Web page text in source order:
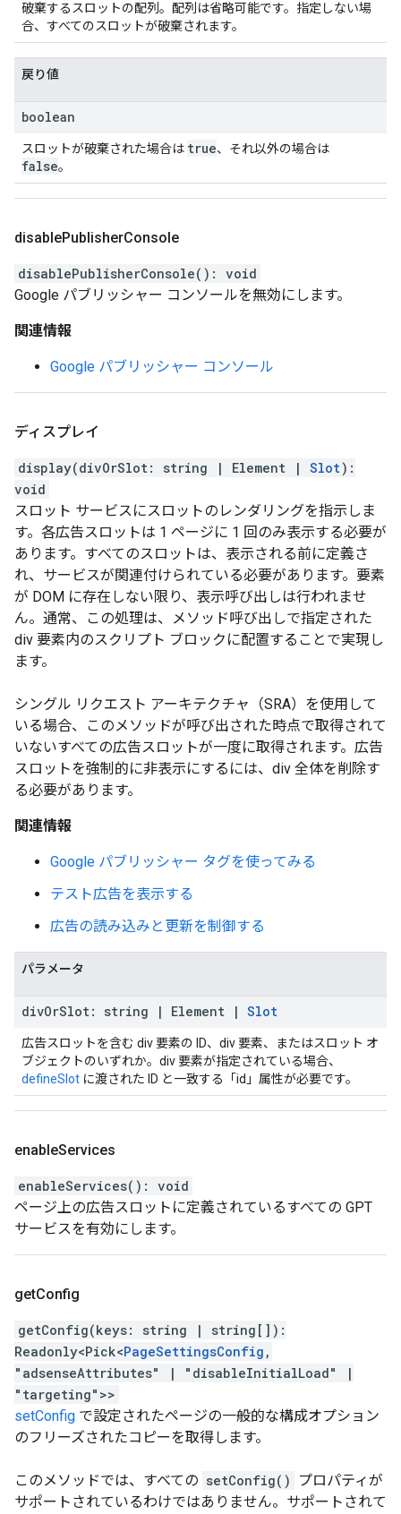
破棄するスロットの配列。配列は省略可能です。指定しない場
合、すべてのスロットが破棄されます。
戻り値
boolean
スロットが破棄された場合は true、それ以外の場合は
false。
disablePublisherConsole
disablePublisherConsole( ) : void
Google パブリッシャー コンソールを無効にします。
関連情報
Google パブリッシャー コンソール
ディスプレイ
display(divOrSlot: string | Element | Slot) :
void
スロット サービスにスロットのレンダリングを指示しま
す。各広告スロットは 1 ページに 1 回のみ表示する必要が
あります。すべてのスロットは、表示される前に定義さ
れ、サービスが関連付けられている必要があります。要素
が DOM に存在しない限り、表示呼び出しは行われませ
ん。通常、この処理は、メソッド呼び出しで指定された
div 要素内のスクリプト ブロックに配置することで実現し
ます。
シングル リクエスト アーキテクチャ（SRA）を使用して
いる場合、このメソッドが呼び出された時点で取得されて
いないすべての広告スロットが一度に取得されます。広告
スロットを強制的に非表示にするには、div 全体を削除す
る必要があります。
関連情報
Google パブリッシャー タグを使ってみる
テスト広告を表示する
広告の読み込みと更新を制御する
パラメータ
divOrSlot: string | Element | Slot
広告スロットを含む div 要素の ID、div 要素、またはスロット オ
ブジェクトのいずれか。div 要素が指定されている場合、
defineSlot に渡された ID と一致する「id」属性が必要です。
enableServices
enableServices( ) : void
ページ上の広告スロットに定義されているすべての GPT
サービスを有効にします。
getConfig
getConfig(keys: string | string [] ) :
Readonly<Pick<PageSettingsConfig ,
"adsenseAttributes"
| "disableInitialLoad"
|
"targeting" >>
setConfig で設定されたページの一般的な構成オプション
のフリーズされたコピーを取得します。
このメソッドでは、すべての setConfig()
プロパティが
サポートされているわけではありません。サポートされて